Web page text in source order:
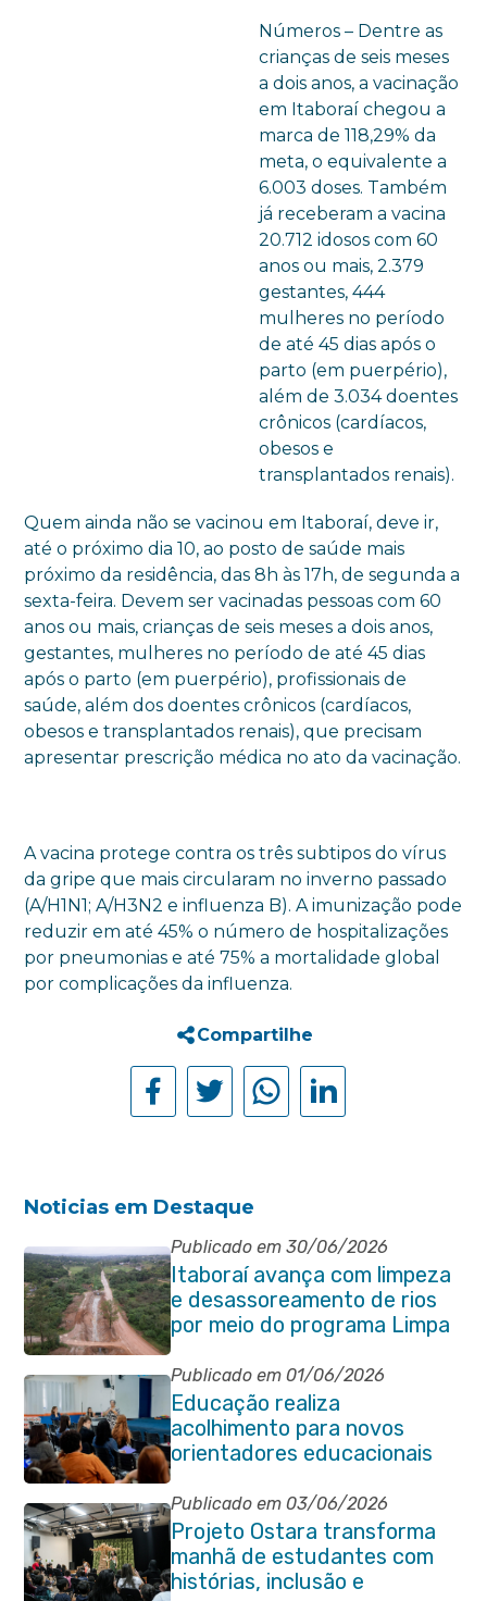
Números – Dentre as
crianças de seis meses
a dois anos, a vacinação
em Itaboraí chegou a
marca de 118,29% da
meta, o equivalente a
6.003 doses. Também
já receberam a vacina
20.712 idosos com 60
anos ou mais, 2.379
gestantes, 444
mulheres no período
de até 45 dias após o
parto (em puerpério),
além de 3.034 doentes
crônicos (cardíacos,
obesos e
transplantados renais).
Quem ainda não se vacinou em Itaboraí, deve ir,
até o próximo dia 10, ao posto de saúde mais
próximo da residência, das 8h às 17h, de segunda a
sexta-feira. Devem ser vacinadas pessoas com 60
anos ou mais, crianças de seis meses a dois anos,
gestantes, mulheres no período de até 45 dias
após o parto (em puerpério), profissionais de
saúde, além dos doentes crônicos (cardíacos,
obesos e transplantados renais), que precisam
apresentar prescrição médica no ato da vacinação.
A vacina protege contra os três subtipos do vírus
da gripe que mais circularam no inverno passado
(A/H1N1; A/H3N2 e influenza B). A imunização pode
reduzir em até 45% o número de hospitalizações
por pneumonias e até 75% a mortalidade global
por complicações da influenza.
Compartilhe
Noticias em Destaque
Publicado em 30/06/2026
Itaboraí avança com limpeza
e desassoreamento de rios
por meio do programa Limpa
Rio
Publicado em 01/06/2026
Educação realiza
acolhimento para novos
orientadores educacionais
da rede municipal
Publicado em 03/06/2026
Projeto Ostara transforma
manhã de estudantes com
histórias, inclusão e